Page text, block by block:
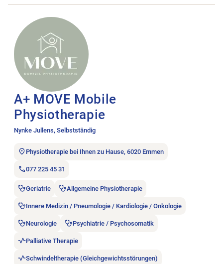
A+ MOVE Mobile
Physiotherapie
Nynke Jullens, Selbstständig
Physiotherapie bei Ihnen zu Hause, 6020 Emmen
077 225 45 31
Geriatrie Allgemeine Physiotherapie
Innere Medizin / Pneumologie / Kardiologie / Onkologie
Neurologie Psychiatrie / Psychosomatik
Palliative Therapie
Schwindeltherapie (Gleichgewichtsstörungen)